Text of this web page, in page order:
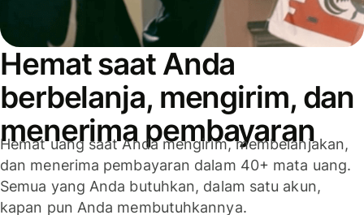
Hemat saat Anda
berbelanja, mengirim, dan
menerima pembayaran
Hemat uang saat Anda mengirim, membelanjakan,
dan menerima pembayaran dalam 40+ mata uang.
Semua yang Anda butuhkan, dalam satu akun,
kapan pun Anda membutuhkannya.